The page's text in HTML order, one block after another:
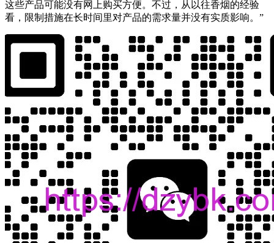
这些产品可能没有网上购买方便。不过，从以往香烟的经验
看，限制措施在长时间里对产品的需求量并没有实质影响。”